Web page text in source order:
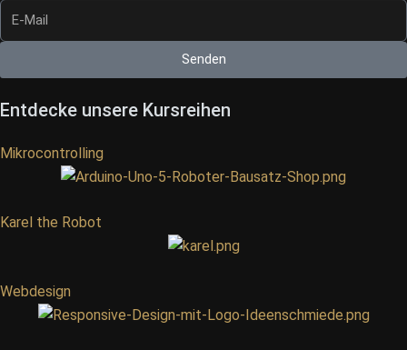
Senden
Entdecke unsere Kursreihen
Mikrocontrolling
Karel the Robot
Webdesign